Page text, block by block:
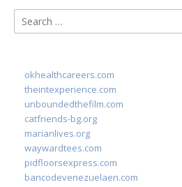
Search
for:
okhealthcareers.com
theintexperience.com
unboundedthefilm.com
catfriends-bg.org
marianlives.org
waywardtees.com
pidfloorsexpress.com
bancodevenezuelaen.com